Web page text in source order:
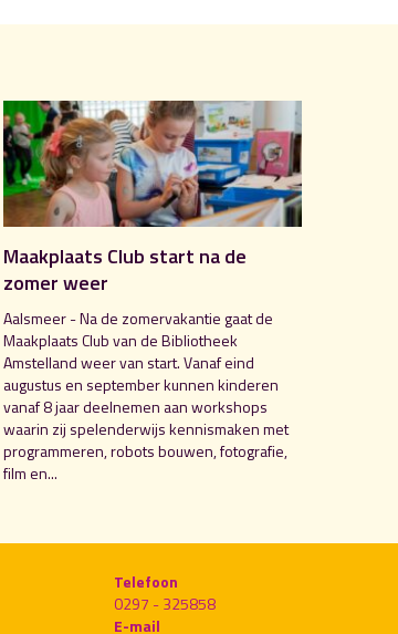
Maakplaats Club start na de
zomer weer
Aalsmeer - Na de zomervakantie gaat de
Maakplaats Club van de Bibliotheek
Amstelland weer van start. Vanaf eind
augustus en september kunnen kinderen
vanaf 8 jaar deelnemen aan workshops
waarin zij spelenderwijs kennismaken met
programmeren, robots bouwen, fotografie,
film en...
Telefoon
0297 - 325858
E-mail